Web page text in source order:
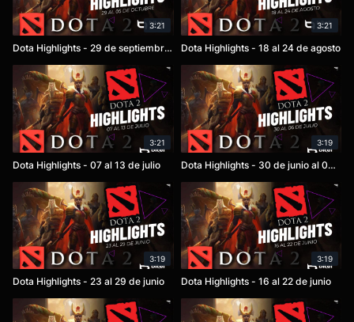
3:21
Dota Highlights - 29 de septiembre al 05 de octubre
3:21
Dota Highlights - 18 al 24 de agosto
3:21
Dota Highlights - 07 al 13 de julio
3:19
Dota Highlights - 30 de junio al 06 de julio
3:19
Dota Highlights - 23 al 29 de junio
3:19
Dota Highlights - 16 al 22 de junio